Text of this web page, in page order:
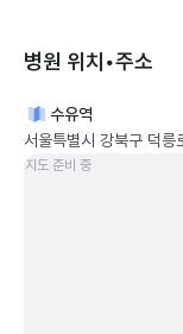
병원 위치•주소
수유역
서울특별시 강북구 덕
지도 준비 중